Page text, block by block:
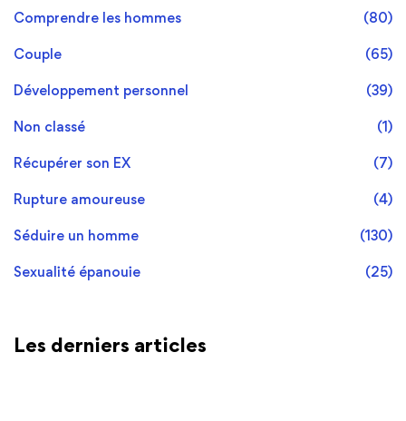
Comprendre les hommes (80)
Couple (65)
Développement personnel (39)
Non classé (1)
Récupérer son EX (7)
Rupture amoureuse (4)
Séduire un homme (130)
Sexualité épanouie (25)
Les derniers articles